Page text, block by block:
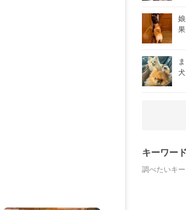
キーワー
調べたいキ